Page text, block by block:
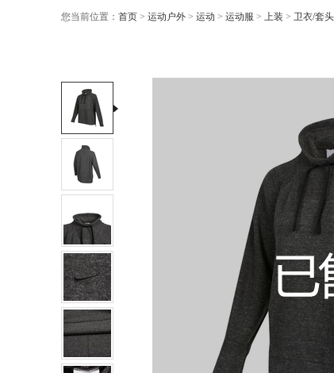
您当前位置： 首页 > 运动户外 > 运动 > 运动服 > 上装 > 卫衣/套